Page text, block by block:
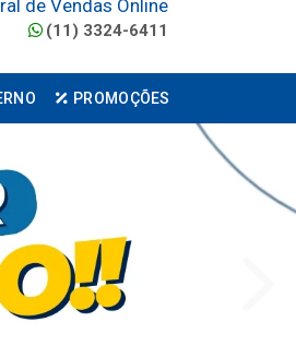
de Vendas Online
(11) 3324-6411
PROMOÇÕES